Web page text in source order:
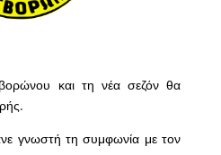
και τη νέα σεζόν θα
γνωστή τη συμφωνία με τον